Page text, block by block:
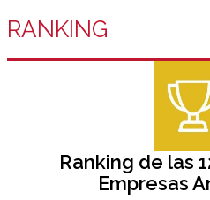
RANKING
Ranking de las
Empresas